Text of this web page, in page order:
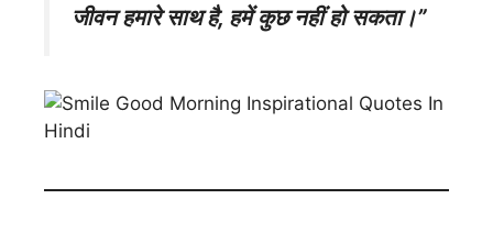
जीवन हमारे साथ है, हमें कुछ नहीं हो सकता।”